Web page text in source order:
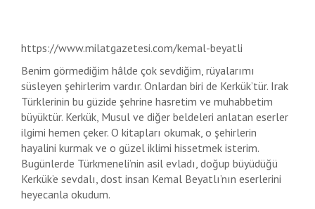
https://www.milatgazetesi.com/kemal-beyatli
Benim görmediğim hâlde çok sevdiğim, rüyalarımı
süsleyen şehirlerim vardır. Onlardan biri de Kerkük’tür. Irak
Türklerinin bu güzide şehrine hasretim ve muhabbetim
büyüktür. Kerkük, Musul ve diğer beldeleri anlatan eserler
ilgimi hemen çeker. O kitapları okumak, o şehirlerin
hayalini kurmak ve o güzel iklimi hissetmek isterim.
Bugünlerde Türkmeneli’nin asil evladı, doğup büyüdüğü
Kerkük’e sevdalı, dost insan Kemal Beyatlı’nın eserlerini
heyecanla okudum.